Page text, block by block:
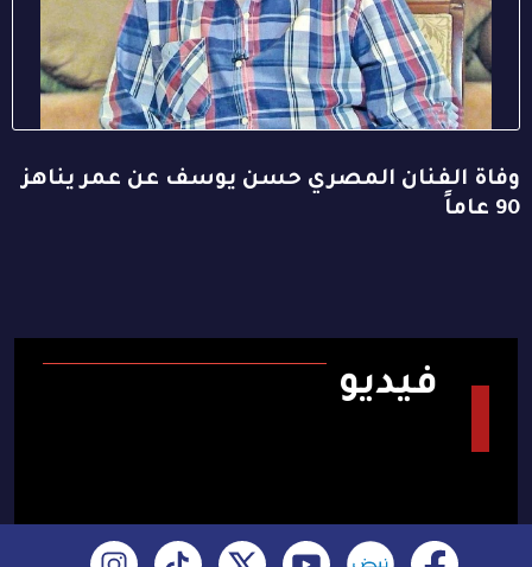
وفاة الفنان المصري حسن يوسف عن عمر يناهز
90 عاماً
فيديو